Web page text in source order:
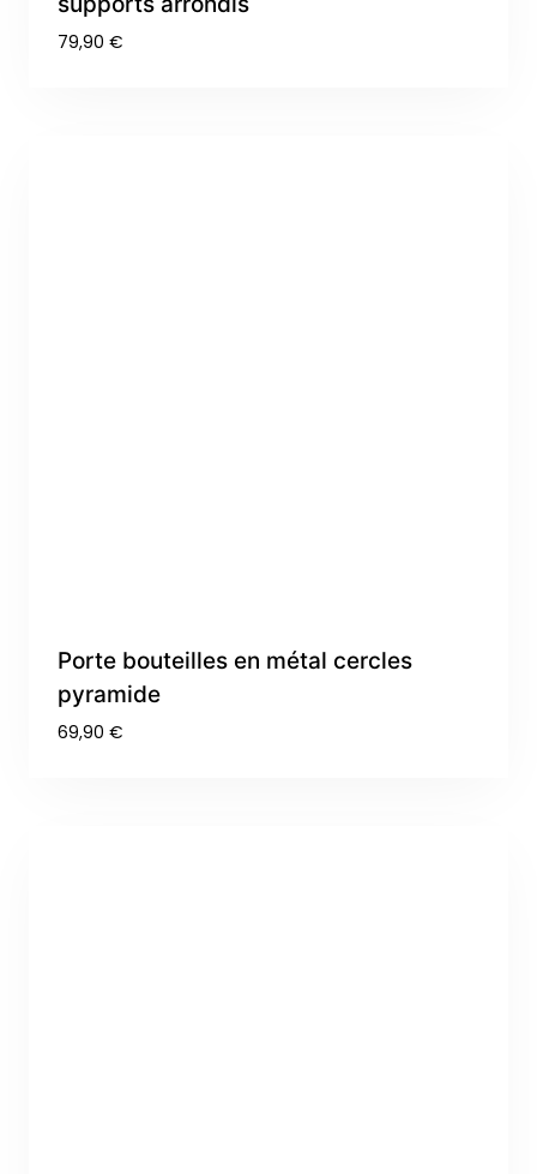
79,90 €
Porte bouteilles en métal cercles
pyramide
69,90 €